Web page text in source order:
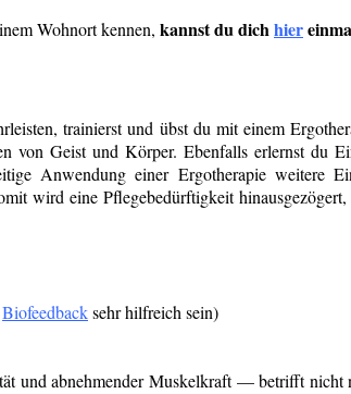
Wohnort kennen, kannst du dich hier
trainierst und übst du mit einem
von Geist und Körper. Ebenfalls erlernst du
Anwendung einer Ergotherapie weitere
wird eine Pflegebedürftigkeit
Biofeedbacksehr hilfreich sein)
und abnehmender Muskelkraft — betrifft nicht